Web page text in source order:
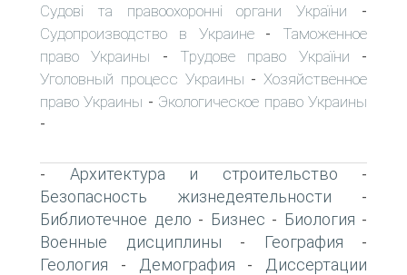
Судові та правоохоронні органи України -
Судопроизводство в Украине- Таможенное
право Украины - Трудове право України -
Уголовный процесс Украины - Хозяйственное
право Украины - Экологическое право Украины
-
- Архитектура и строительство -
Безопасность жизнедеятельности -
Библиотечное дело - Бизнес - Биология -
Военные дисциплины - География -
Геология - Демография -
Диссертации